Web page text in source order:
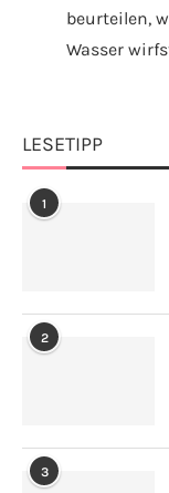
beurteilen,
Wasser
LESETIPP
1
2
3